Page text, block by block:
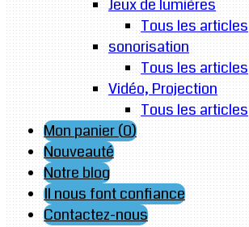
Jeux de lumières
Tous les articles
sonorisation
Tous les articles
Vidéo, Projection
Tous les articles
Mon panier (0)
Nouveauté
Notre blog
Il nous font confiance
Contactez-nous